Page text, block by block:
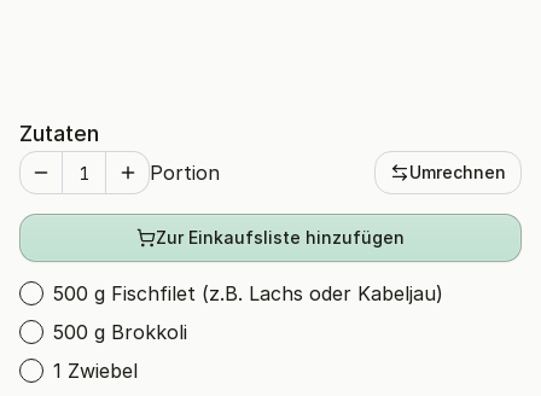
Zutaten
Portion Umrechnen
Zur Einkaufsliste hinzufügen
500 g Fischfilet (z.B. Lachs oder Kabeljau)
500 g Brokkoli
1 Zwiebel